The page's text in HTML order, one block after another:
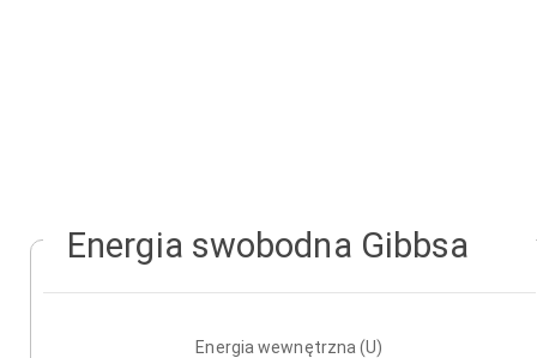
Energia swobodna Gibbsa
Energia wewnętrzna (U)